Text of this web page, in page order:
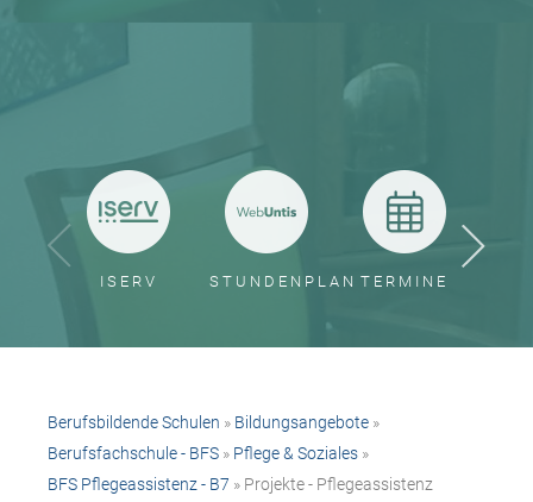
ISERV STUNDENPLAN TERMINE
Berufsbildende Schulen » Bildungsangebote »
Berufsfachschule - BFS » Pflege & Soziales »
BFS Pflegeassistenz - B7 » Projekte - Pflegeassistenz